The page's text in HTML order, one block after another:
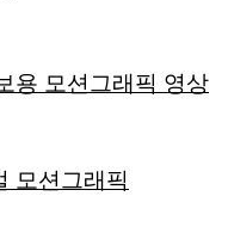
용 모션그래픽 영상
모션그래픽